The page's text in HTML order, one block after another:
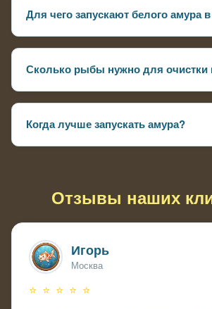
Для чего запускают белого амура
водоросли и предотвращает
Сколько рыбы нужно для очистки
под каждый водоём.
Когда лучше запускать амура?
Отзывы наших
Игорь
Москва
⭐ ⭐ ⭐ ⭐ ⭐